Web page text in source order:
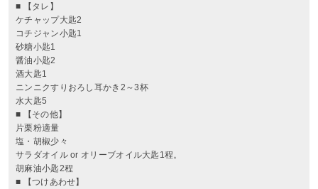
■ 【タレ】
ケチャップ大匙2
コチジャン小匙1
砂糖小匙1
醤油小匙2
酒大匙1
ニンニクすりおろし耳かき2～3杯
水大匙5
■ 【その他】
片栗粉適量
塩・胡椒少々
サラダオイル or オリーブオイル大匙1程。
胡麻油小匙2程
■ 【つけあわせ】